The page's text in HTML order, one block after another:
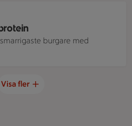
burgare med
Visa fler